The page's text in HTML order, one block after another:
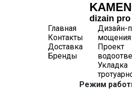
KAMEN
dizain pro
Главная
Контакты
Доставка
Бренды
Дизайн-
мощения
Проект
Укладка
Режим